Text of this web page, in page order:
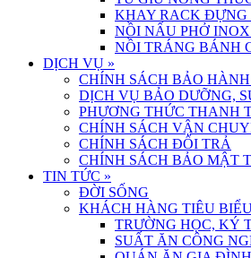
KHAY RACK ĐỰNG
NỒI NẤU PHỞ
NỒI TRÁNG BÁNH
DỊCH VỤ »
CHÍNH SÁCH BẢO
DỊCH VỤ BẢO DƯỠNG,
PHƯƠNG THỨC THANH
CHÍNH SÁCH VẬN
CHÍNH SÁCH ĐỔI TRẢ
CHÍNH SÁCH BẢO MẬT
TIN TỨC »
ĐỜI SỐNG
KHÁCH HÀNG TIÊU
TRƯỜNG HỌC, KÝ
SUẤT ĂN CÔNG